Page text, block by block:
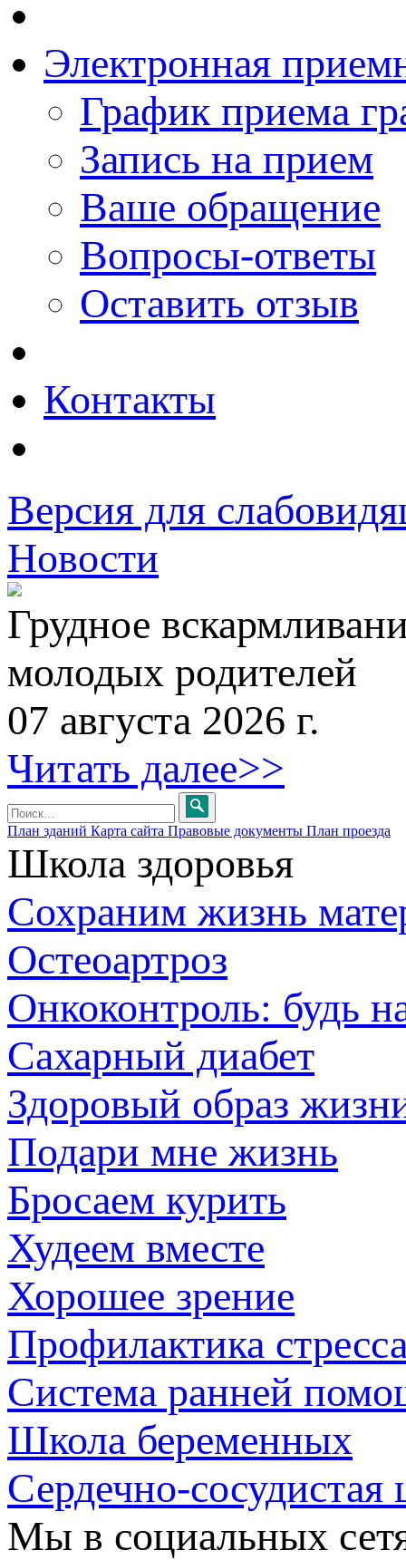
Электронная
График приема
Запись на прием
Ваше обращение
Вопросы-ответы
Оставить отзыв
Контакты
Версия для
Новости
Грудное
молодых родителей
07 августа 2026 г.
Читать далее>>
План зданий Карта сайта Правовые документы План проезда
Школа здоровья
Сохраним жизнь
Остеоартроз
Онкоконтроль: будь
Сахарный диабет
Здоровый образ
Подари мне жизнь
Бросаем курить
Худеем вместе
Хорошее зрение
Профилактика
Система ранней
Школа беременных
Сердечно-сосудистая
Мы в социальных